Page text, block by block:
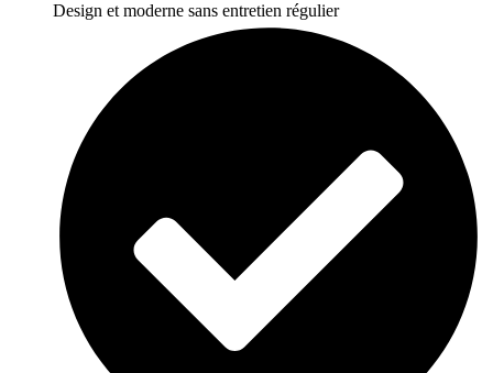
Design et moderne sans entretien régulier